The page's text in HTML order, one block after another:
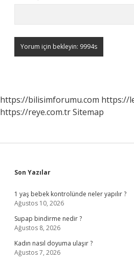
https://bilisimforumu.com https://
https://reye.com.trSitemap
Sidebar
Son Yazılar
1 yaş bebek kontrolünde neler yapılır ?
Ağustos 10, 2026
Supap bindirme nedir ?
Ağustos 8, 2026
Kadın nasıl doyuma ulaşır ?
Ağustos 7, 2026